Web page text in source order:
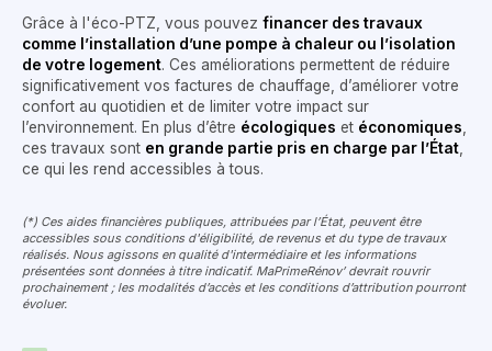
Grâce à l'éco-PTZ, vous pouvez financer des travaux
comme l’installation d’une pompe à chaleur ou l’isolation
de votre logement. Ces améliorations permettent de réduire
significativement vos factures de chauffage, d’améliorer votre
confort au quotidien et de limiter votre impact sur
l’environnement. En plus d’être écologiques et économiques
ces travaux sont en grande partie pris en charge par l’État,
ce qui les rend accessibles à tous.
(*) Ces aides financières publiques, attribuées par l’État, peuvent être
accessibles sous conditions d'éligibilité, de revenus et du type de travaux
réalisés. Nous agissons en qualité d'intermédiaire et les informations
présentées sont données à titre indicatif. MaPrimeRénov’ devrait rouvrir
prochainement ; les modalités d’accès et les conditions d’attribution pourront
évoluer.